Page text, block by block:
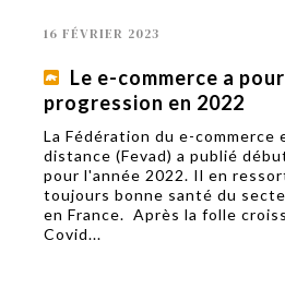
16 FÉVRIER 2023
Le e-commerce a
progression en 2022
La Fédération du e-commerce
distance (Fevad) a publié
pour l'année 2022. Il en
toujours bonne santé du
en France. Après la folle
Covid...